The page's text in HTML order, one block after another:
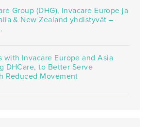
Group (DHG), Invacare Europe ja
& New Zealand yhdistyvät –
with Invacare Europe and Asia
DHCare, to Better Serve
Reduced Movement